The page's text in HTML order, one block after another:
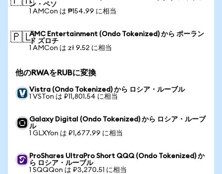
ン・ペソ
1 AMCon は ₱154.99 に相当
🇵🇱AMC Entertainment (Ondo Tokenized) から ポーラン
ド ズロチ
1 AMCon は zł 9.52 に相当
他のRWAをRUBに変換
Vistra (Ondo Tokenized) から ロシア・ルーブル
1 VSTon は ₽11,801.54 に相当
Galaxy Digital (Ondo Tokenized) から ロシア・ルーブ
ル
1 GLXYon は ₽1,677.99 に相当
ProShares UltraPro Short QQQ (Ondo Tokenized) か
ら ロシア・ルーブル
1 SQQQon は ₽3,270.51 に相当